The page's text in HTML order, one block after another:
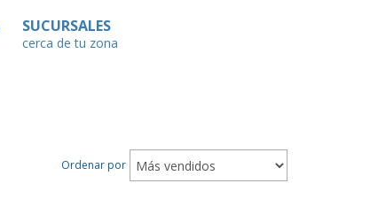
SUCURSALES
cerca de tu zona
Ordenar por